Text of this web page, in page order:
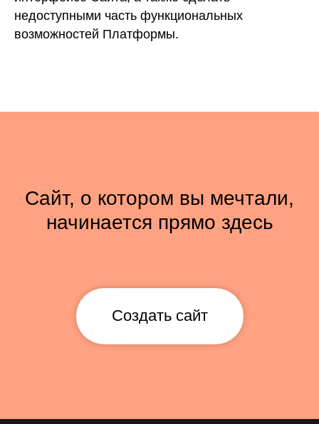
недоступными часть функциональных
возможностей Платформы.
Сайт, о котором вы мечтали,
начинается прямо здесь
Создать сайт